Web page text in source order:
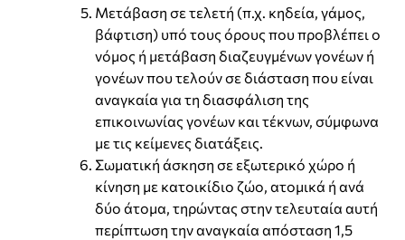
Μετάβαση σε τελετή (π.χ. κηδεία, γάμος,
βάφτιση) υπό τους όρους που προβλέπει ο
νόμος ή μετάβαση διαζευγμένων γονέων ή
γονέων που τελούν σε διάσταση που είναι
αναγκαία για τη διασφάλιση της
επικοινωνίας γονέων και τέκνων, σύμφωνα
με τις κείμενες διατάξεις.
Σωματική άσκηση σε εξωτερικό χώρο ή
κίνηση με κατοικίδιο ζώο, ατομικά ή ανά
δύο άτομα, τηρώντας στην τελευταία αυτή
περίπτωση την αναγκαία απόσταση 1,5